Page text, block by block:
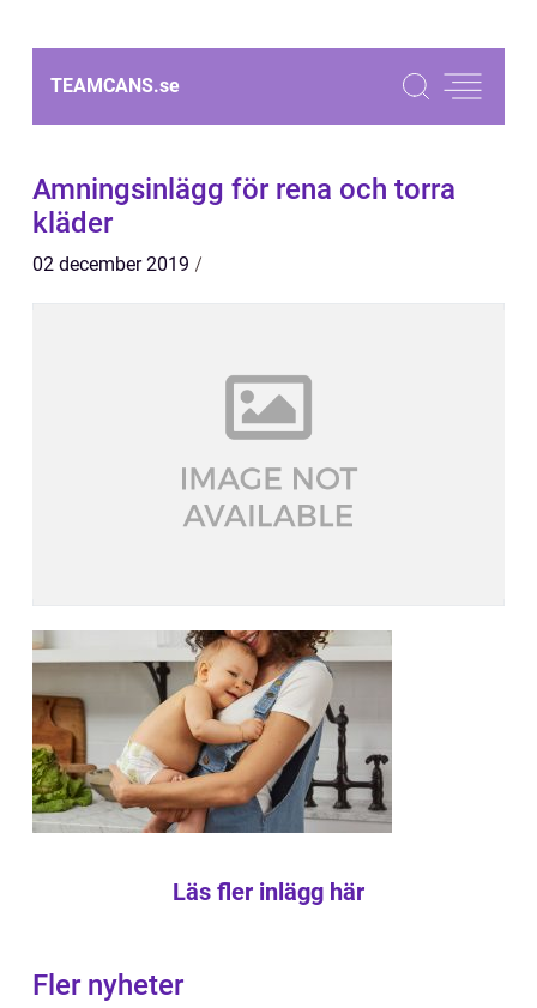
TEAMCANS.se
Amningsinlägg för rena och torra
kläder
02 december 2019
Läs fler inlägg här
Fler nyheter